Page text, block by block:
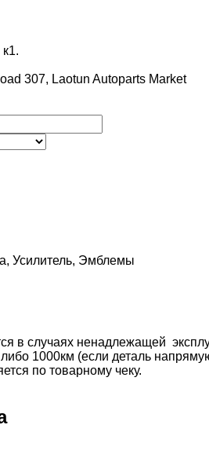
307, Laotun Autoparts Market
Усилитель, Эмблемы
в случаях ненадлежащей
1000км (если деталь
по товарному чеку.